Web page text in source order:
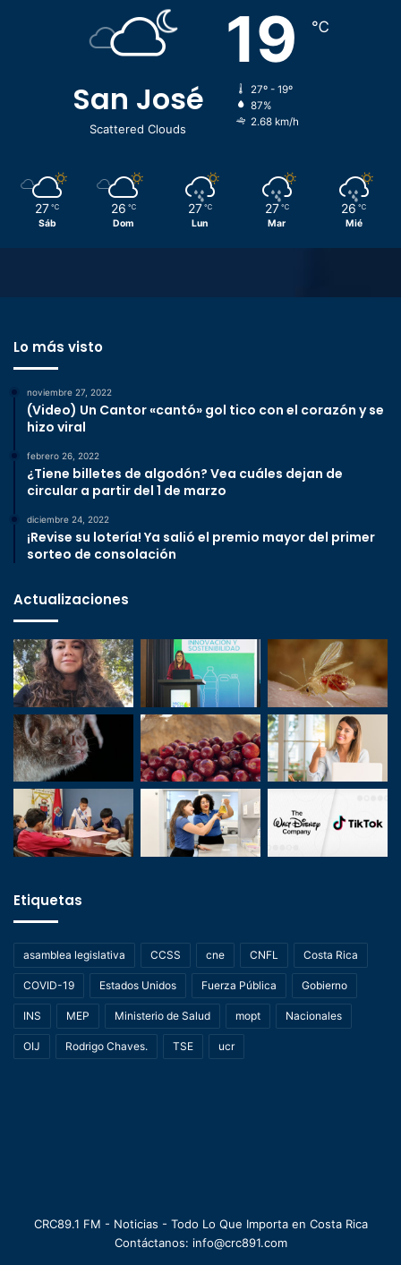
San José
Scattered Clouds
19 ℃
27º - 19º
87%
2.68 km/h
27 ℃
Sáb
26 ℃
Dom
27 ℃
Lun
27 ℃
Mar
26 ℃
Mié
Lo más visto
noviembre 27, 2022
(Video) Un Cantor «cantó» gol tico con el corazón y se
hizo viral
febrero 26, 2022
¿Tiene billetes de algodón? Vea cuáles dejan de
circular a partir del 1 de marzo
diciembre 24, 2022
¡Revise su lotería! Ya salió el premio mayor del primer
sorteo de consolación
Actualizaciones
Etiquetas
asamblea legislativa CCSS cne CNFL Costa Rica
COVID-19 Estados Unidos Fuerza Pública Gobierno
INS MEP Ministerio de Salud mopt Nacionales
OIJ Rodrigo Chaves. TSE ucr
CRC89.1 FM - Noticias - Todo Lo Que Importa en Costa Rica
Contáctanos: info@crc891.com